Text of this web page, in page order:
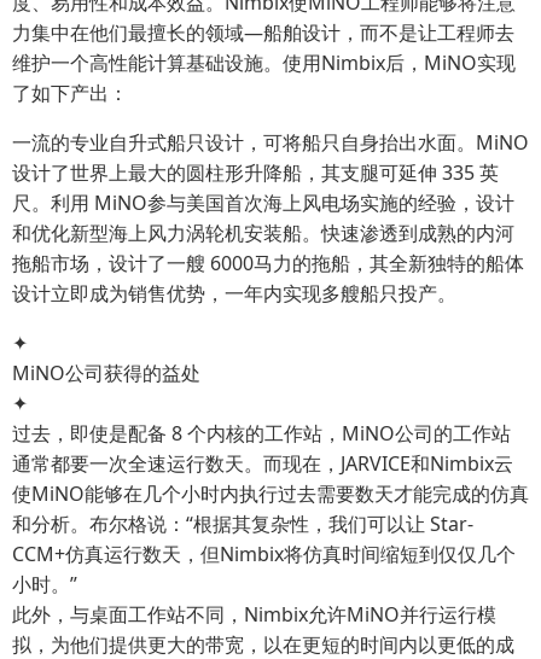
力集中在他们最擅长的领域—船舶设计，而不是让工程师去
维护一个高性能计算基础设施。使用Nimbix后，MiNO实现
了如下产出：
一流的专业自升式船只设计，可将船只自身抬出水面。MiNO
设计了世界上最大的圆柱形升降船，其支腿可延伸 335 英
尺。利用 MiNO参与美国首次海上风电场实施的经验，设计
和优化新型海上风力涡轮机安装船。快速渗透到成熟的内河
拖船市场，设计了一艘 6000马力的拖船，其全新独特的船体
设计立即成为销售优势，一年内实现多艘船只投产。
✦
MiNO公司获得的益处
✦
过去，即使是配备 8 个内核的工作站，MiNO公司的工作站
通常都要一次全速运行数天。而现在，JARVICE和Nimbix云
使MiNO能够在几个小时内执行过去需要数天才能完成的仿真
和分析。布尔格说：“根据其复杂性，我们可以让 Star-
CCM+仿真运行数天，但Nimbix将仿真时间缩短到仅仅几个
小时。”
此外，与桌面工作站不同，Nimbix允许MiNO并行运行模
拟，为他们提供更大的带宽，以在更短的时间内以更低的成